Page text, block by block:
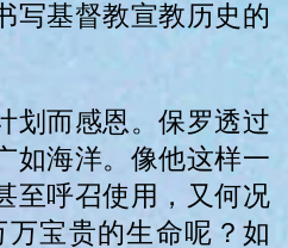
写基督教宣教历史的
划而感恩。保罗透过
如海洋。像他这样一
至呼召使用，又何况
宝贵的生命呢？如